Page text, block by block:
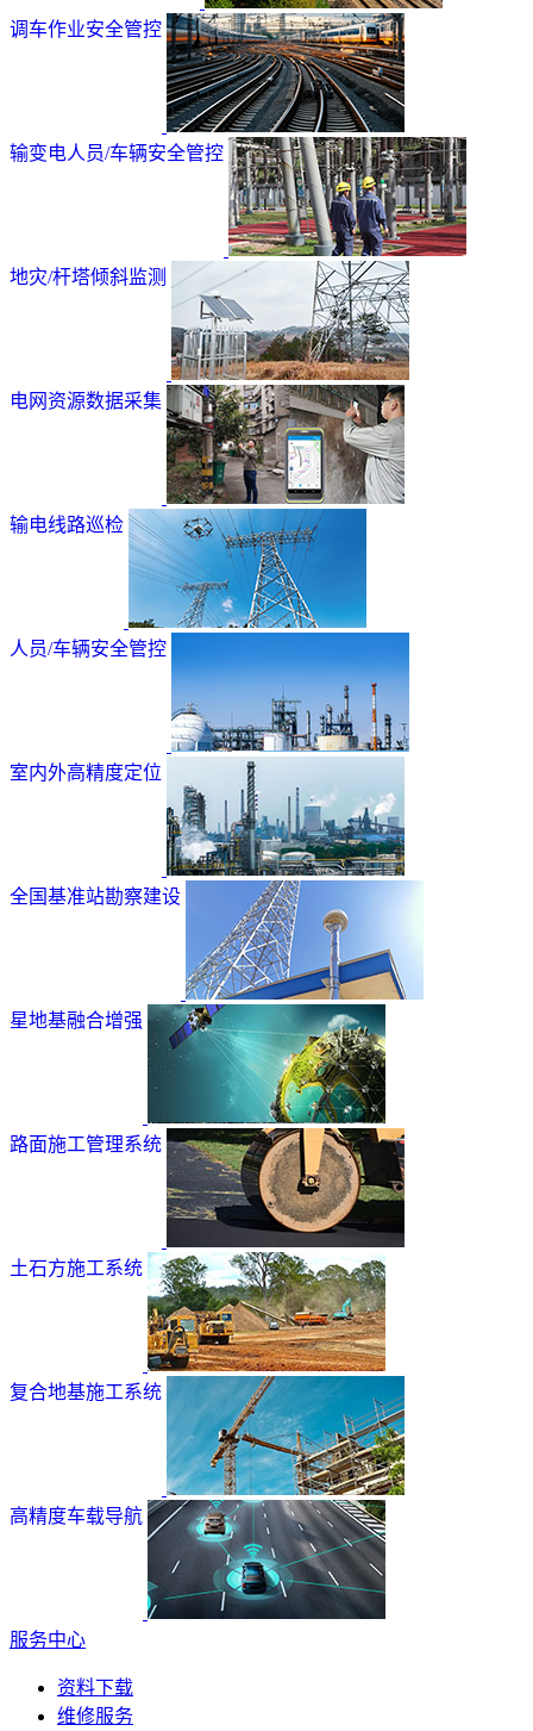
调车作业安全管控
输变电人员/车辆安全管控
地灾/杆塔倾斜监测
电网资源数据采集
输电线路巡检
人员/车辆安全管控
室内外高精度定位
全国基准站勘察建设
星地基融合增强
路面施工管理系统
土石方施工系统
复合地基施工系统
高精度车载导航
服务中心
资料下载
维修服务